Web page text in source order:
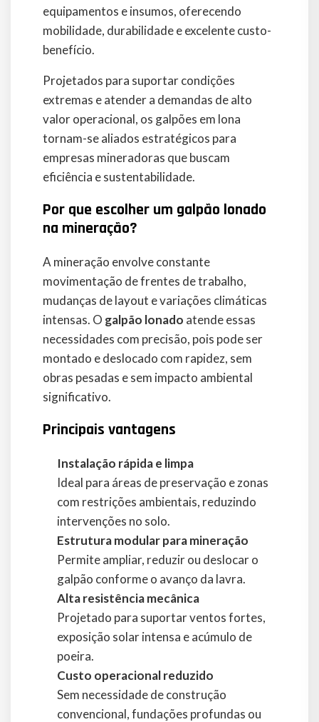
equipamentos e insumos, oferecendo
mobilidade, durabilidade e excelente custo-
benefício.
Projetados para suportar condições
extremas e atender a demandas de alto
valor operacional, os galpões em lona
tornam-se aliados estratégicos para
empresas mineradoras que buscam
eficiência e sustentabilidade.
Por que escolher um galpão lonado
na mineração?
A mineração envolve constante
movimentação de frentes de trabalho,
mudanças de layout e variações climáticas
intensas. O galpão lonado atende essas
necessidades com precisão, pois pode ser
montado e deslocado com rapidez, sem
obras pesadas e sem impacto ambiental
significativo.
Principais vantagens
Instalação rápida e limpa
Ideal para áreas de preservação e zonas
com restrições ambientais, reduzindo
intervenções no solo.
Estrutura modular para mineração
Permite ampliar, reduzir ou deslocar o
galpão conforme o avanço da lavra.
Alta resistência mecânica
Projetado para suportar ventos fortes,
exposição solar intensa e acúmulo de
poeira.
Custo operacional reduzido
Sem necessidade de construção
convencional, fundações profundas ou